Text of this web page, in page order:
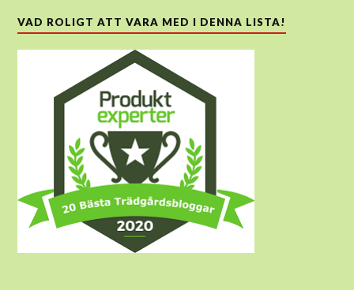
VAD ROLIGT ATT VARA MED I DENNA LISTA!